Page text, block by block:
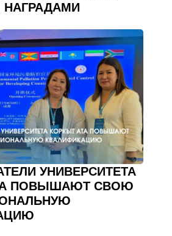
УНИВЕРСИТЕТА
ПОВЫШАЮТ СВОЮ